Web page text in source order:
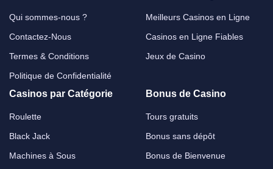
Qui sommes-nous ?
Contactez-Nous
Termes & Conditions
Politique de Confidentialité
Meilleurs Casinos en Ligne
Casinos en Ligne Fiables
Jeux de Casino
Casinos par Catégorie
Roulette
Black Jack
Machines à Sous
Bonus de Casino
Tours gratuits
Bonus sans dépôt
Bonus de Bienvenue